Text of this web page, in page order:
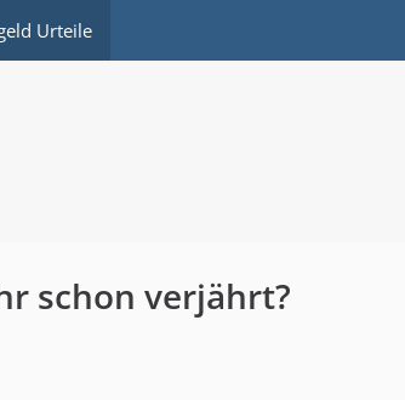
Urteile
schon verjährt?